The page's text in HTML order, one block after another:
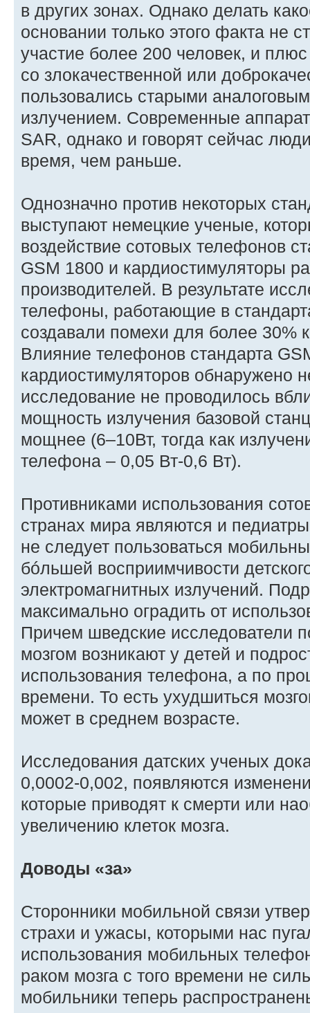
в других зонах. Однако делать
основании только этого факта не
участие более 200 человек, и
со злокачественной или
пользовались старыми
излучением. Современные
SAR, однако и говорят сейчас
время, чем раньше.
Однозначно против некоторых
выступают немецкие ученые,
воздействие сотовых телефонов
GSM 1800 и кардиостимуляторы
производителей. В результате
телефоны, работающие в
создавали помехи для более 30%
Влияние телефонов стандарта
кардиостимуляторов обнаружено
исследование не проводилось
мощность излучения базовой
мощнее (6–10Вт, тогда как
телефона – 0,05 Вт-0,6 Вт).
Противниками использования
странах мира являются и
не следует пользоваться
бóльшей восприимчивости
электромагнитных излучений.
максимально оградить от
Причем шведские исследователи
мозгом возникают у детей и
использования телефона, а по
времени. То есть ухудшиться
может в среднем возрасте.
Исследования датских ученых
0,0002-0,002, появляются
которые приводят к смерти или
увеличению клеток мозга.
Доводы «за»
Сторонники мобильной связи
страхи и ужасы, которыми нас
использования мобильных
раком мозга с того времени не
мобильники теперь